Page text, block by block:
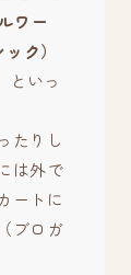
ワー
ク）
といっ
たりし
は外で
ートに
ブロガ